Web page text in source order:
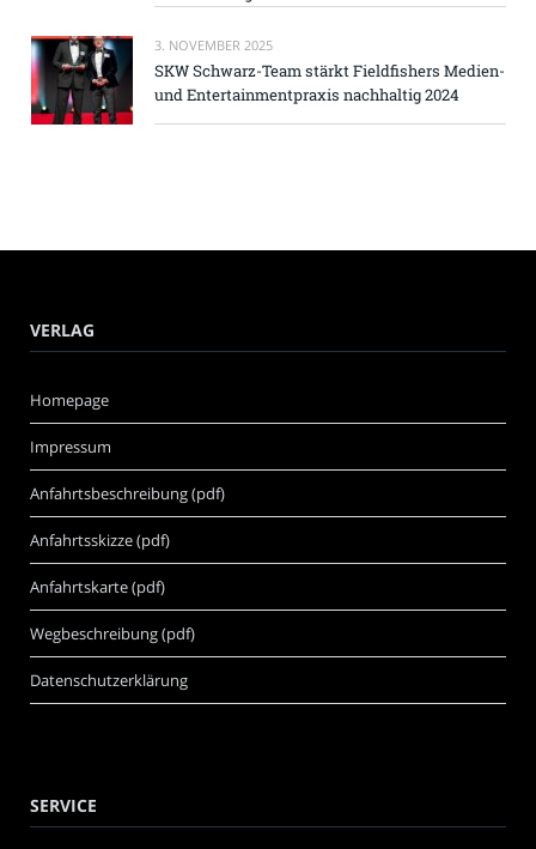
3. NOVEMBER 2025
SKW Schwarz-Team stärkt Fieldfishers Medien-
und Entertainmentpraxis nachhaltig 2024
VERLAG
Homepage
Impressum
Anfahrtsbeschreibung (pdf)
Anfahrtsskizze (pdf)
Anfahrtskarte (pdf)
Wegbeschreibung (pdf)
Datenschutzerklärung
SERVICE